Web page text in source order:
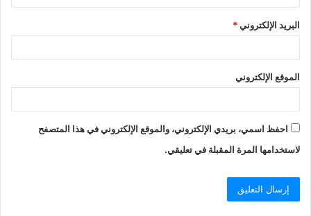
البريد الإلكتروني*
الموقع الإلكتروني
احفظ اسمي، بريدي الإلكتروني، والموقع الإلكتروني في هذا المتصفح
لاستخدامها المرة المقبلة في تعليقي.